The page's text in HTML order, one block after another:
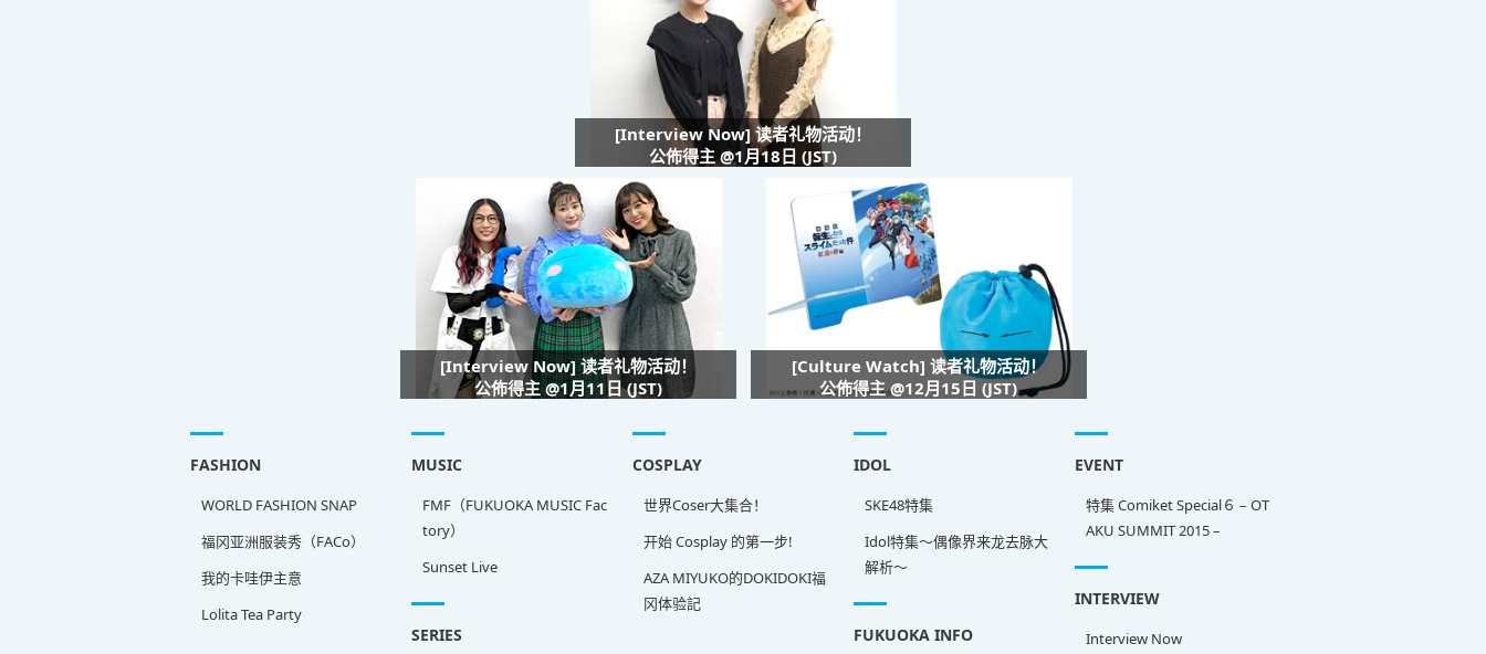
[Interview Now] 读者礼物活动！
公佈得主 @1月18日 (JST)
[Interview Now] 读者礼物活动！
公佈得主 @1月11日 (JST)
[Culture Watch] 读者礼物活动！
公佈得主 @12月15日 (JST)
FASHION
WORLD FASHION SNAP
福冈亚洲服装秀（FACo）
我的卡哇伊主意
Lolita Tea Party
MUSIC
FMF（FUKUOKA MUSIC Fac
tory）
Sunset Live
COSPLAY
世界Coser大集合！
开始 Cosplay 的第一步!
AZA MIYUKO的DOKIDOKI福
冈体验記
IDOL
SKE48特集
Idol特集～偶像界来龙去脉大
解析～
EVENT
特集 Comiket Special６ – OT
AKU SUMMIT 2015 –
INTERVIEW
Interview Now
SERIES FUKUOKA INFO